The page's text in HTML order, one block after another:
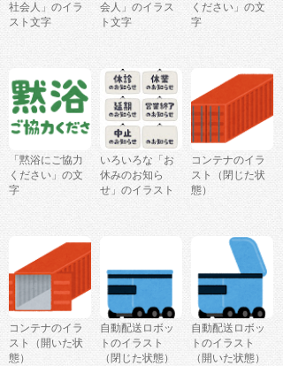
社会人」のイラ
スト文字
会人」のイラス
ト文字
ください」の文
字
「黙浴にご協力
ください」の文
字
いろいろな「お
休みのお知ら
せ」のイラスト
コンテナのイラ
スト（閉じた状
態）
コンテナのイラ
スト（開いた状
態）
自動配送ロボッ
トのイラスト
（閉じた状態）
自動配送ロボッ
トのイラスト
（開いた状態）